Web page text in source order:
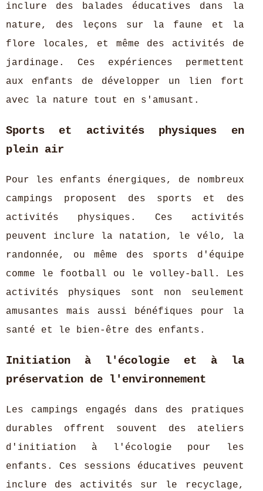
inclure des balades éducatives dans la
nature, des leçons sur la faune et la
flore locales, et même des activités de
jardinage. Ces expériences permettent
aux enfants de développer un lien fort
avec la nature tout en s'amusant.
Sports et activités physiques en
plein air
Pour les enfants énergiques, de nombreux
campings proposent des sports et des
activités physiques. Ces activités
peuvent inclure la natation, le vélo, la
randonnée, ou même des sports d'équipe
comme le football ou le volley-ball. Les
activités physiques sont non seulement
amusantes mais aussi bénéfiques pour la
santé et le bien-être des enfants.
Initiation à l'écologie et à la
préservation de l'environnement
Les campings engagés dans des pratiques
durables offrent souvent des ateliers
d'initiation à l'écologie pour les
enfants. Ces sessions éducatives peuvent
inclure des activités sur le recyclage,